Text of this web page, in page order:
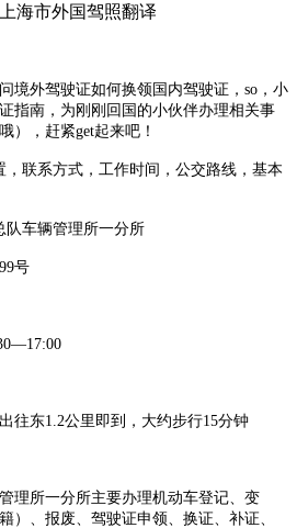
海市外国驾照翻译
境外驾驶证如何换领国内驾驶证， so，小
指南，为刚刚回国的小伙伴办理相关事
），赶紧get起来吧！
，联系方式，工作时间，公交路线，基本
队车辆管理所一分所
号
往东1.2公里即到，大约步行15分钟
理所一分所主要办理机动车登记、变
）、报废、驾驶证申领、换证、补证、